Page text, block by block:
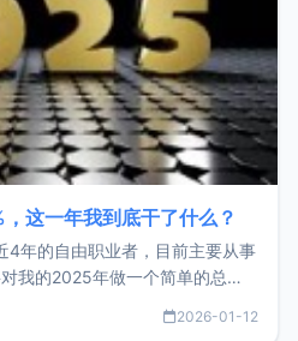
这一年我到底干了什么？
4年的自由职业者，目前主要从事
我的2025年做一个简单的总
实，2026年不求突破，但求保
2026-01-12